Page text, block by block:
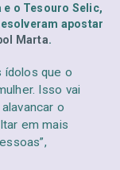
o Tesouro Selic,
apostar
Marta.
ídolos que o
Isso vai
o
em mais